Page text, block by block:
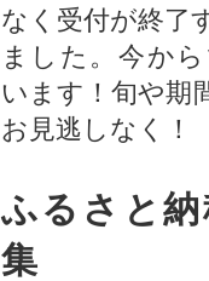
なく受付が終了
ました。今か
います！旬や期
お見逃しなく！
ふるさと
集